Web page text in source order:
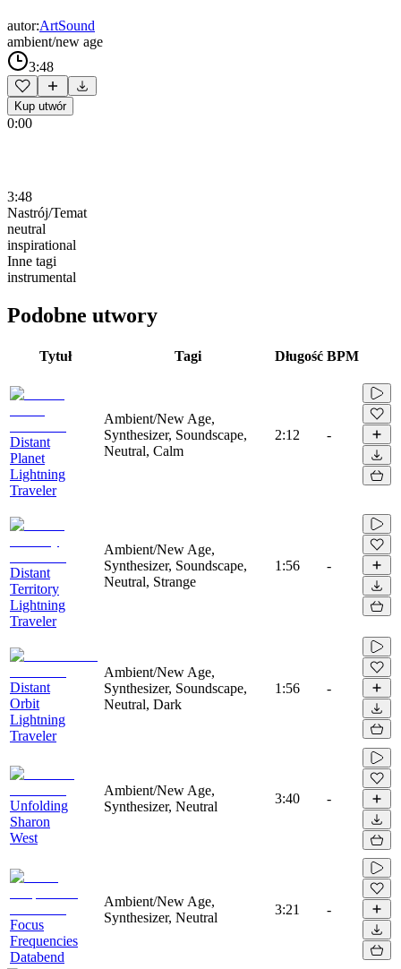
autor:ArtSound
ambient/new age
3:48
Kup utwór
0:00
3:48
Nastrój/Temat
neutral
inspirational
Inne tagi
instrumental
Podobne utwory
Tytuł Tagi Długość BPM
Distant
Planet
Lightning
Traveler
Ambient/New Age,
Synthesizer, Soundscape,
Neutral, Calm
2:12 -
Distant
Territory
Lightning
Traveler
Ambient/New Age,
Synthesizer, Soundscape,
Neutral, Strange
1:56 -
Distant
Orbit
Lightning
Traveler
Ambient/New Age,
Synthesizer, Soundscape,
Neutral, Dark
1:56 -
Unfolding
Sharon
West
Ambient/New Age,
Synthesizer, Neutral
3:40 -
Focus
Frequencies
Databend
Ambient/New Age,
Synthesizer, Neutral
3:21 -